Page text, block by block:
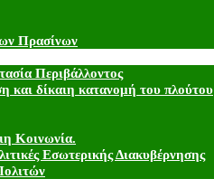
Πρασίνων
Περιβάλλοντος
και δίκαιη κατανομή του πλούτου
Κοινωνία.
Εσωτερικής Διακυβέρνησης